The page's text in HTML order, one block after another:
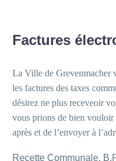
Factures
La Ville de Grevenmacher
les factures des taxes
désirez ne plus receveoir
vous prions de bien
après et de l’envoyer à
Recette Communale,